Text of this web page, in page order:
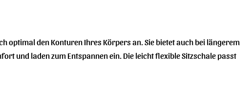
optimal den Konturen Ihres Körpers an. Sie bietet auch bei längerem
und laden zum Entspannen ein. Die leicht flexible Sitzschale passt